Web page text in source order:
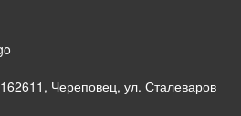
162611, Череповец, ул. Сталеваров